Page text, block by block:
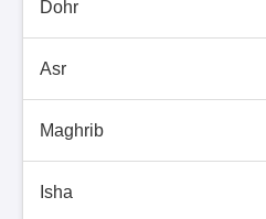
Dohr
Asr
Maghrib
Isha